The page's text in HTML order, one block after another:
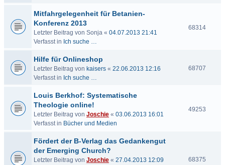
Mitfahrgelegenheit für Betanien-
Konferenz 2013
Letzter Beitrag von Sonja « 04.07.2013 21:41
Verfasst in Ich suche …
68314
Hilfe für Onlineshop
Letzter Beitrag von kaisers « 22.06.2013 12:16
Verfasst in Ich suche …
68707
Louis Berkhof: Systematische
Theologie online!
Letzter Beitrag von Joschie « 03.06.2013 16:01
Verfasst in Bücher und Medien
49253
Fördert der B-Verlag das Gedankengut
der Emerging Church?
Letzter Beitrag von Joschie « 27.04.2013 12:09
68375